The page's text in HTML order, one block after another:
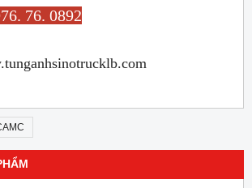
76. 0892